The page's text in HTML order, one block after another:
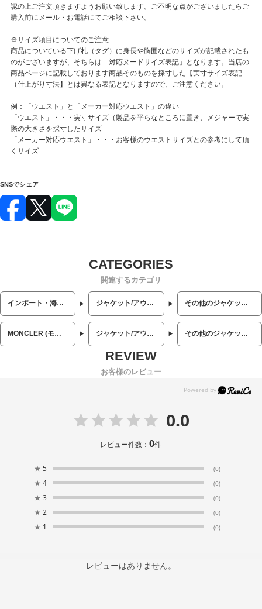
認の上ご注文頂きますようお願い致します。ご不明な点がございましたらご
購入前にメール・お電話にてご相談下さい。
※サイズ項目についてのご注意
商品についている下げ札（タグ）に身長や胸囲などのサイズが記載されたも
のがございますが、そちらは「対応ヌードサイズ表記」となります。当店の
商品ページに記載しております商品そのものを採寸した【実寸サイズ表記
（仕上がり寸法】とは異なる表記となりますので、ご注意ください。
例：「ウエスト」と「メーカー対応ウエスト」の違い
「ウエスト」・・・実寸サイズ（製品を平らなところに置き、メジャーで実
際の大きさを採寸したサイズ
「メーカー対応ウエスト」・・・お客様のウエストサイズとの参考にして頂
くサイズ
SNSでシェア
関連するカテゴリ
インポート・海外人気ブランド ジャケット/アウター その他のジャケット/アウター
MONCLER (モンクレール) ジャケット/アウター その他のジャケット/アウター
お客様のレビュー
0.0
レビュー件数：0件
★ 5 (0)
★ 4 (0)
★ 3 (0)
★ 2 (0)
★ 1 (0)
レビューはありません。